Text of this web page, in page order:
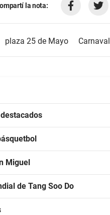
la nota:
plaza 25 de Mayo Carnaval
Miguel
de Tang Soo Do